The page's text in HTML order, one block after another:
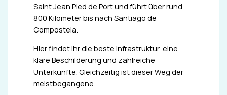
Saint Jean Pied de Port und führt über rund
800 Kilometer bis nach Santiago de
Compostela.
Hier findet ihr die beste Infrastruktur, eine
klare Beschilderung und zahlreiche
Unterkünfte. Gleichzeitig ist dieser Weg der
meistbegangene.